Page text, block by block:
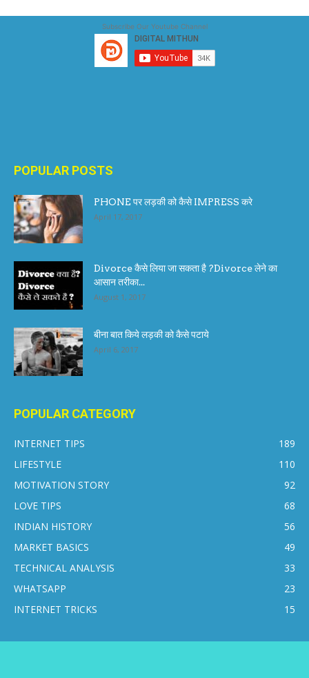
Subscribe Our Youtube Channel
POPULAR POSTS
PHONE पर लड़की को कैसे IMPRESS करे
April 17, 2017
Divorce कैसे लिया जा सकता है ?Divorce लेने का
आसान तरीका...
August 1, 2017
बीना बात किये लड़की को कैसे पटाये
April 6, 2017
POPULAR CATEGORY
INTERNET TIPS
189
LIFESTYLE
110
MOTIVATION STORY
92
LOVE TIPS
68
INDIAN HISTORY
56
MARKET BASICS
49
TECHNICAL ANALYSIS
33
WHATSAPP
23
INTERNET TRICKS
15